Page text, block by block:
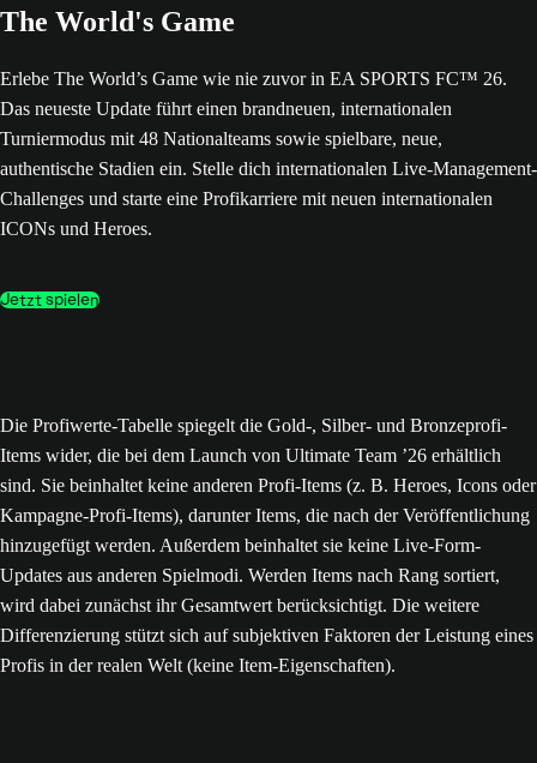
The World's Game
Erlebe The World’s Game wie nie zuvor in EA SPORTS FC™ 26.
Das neueste Update führt einen brandneuen, internationalen
Turniermodus mit 48 Nationalteams sowie spielbare, neue,
authentische Stadien ein. Stelle dich internationalen Live-Management-
Challenges und starte eine Profikarriere mit neuen internationalen
ICONs und Heroes.
Jetzt spielen
Die Profiwerte-Tabelle spiegelt die Gold-, Silber- und Bronzeprofi-
Items wider, die bei dem Launch von Ultimate Team ’26 erhältlich
sind. Sie beinhaltet keine anderen Profi-Items (z. B. Heroes, Icons oder
Kampagne-Profi-Items), darunter Items, die nach der Veröffentlichung
hinzugefügt werden. Außerdem beinhaltet sie keine Live-Form-
Updates aus anderen Spielmodi. Werden Items nach Rang sortiert,
wird dabei zunächst ihr Gesamtwert berücksichtigt. Die weitere
Differenzierung stützt sich auf subjektiven Faktoren der Leistung eines
Profis in der realen Welt (keine Item-Eigenschaften).